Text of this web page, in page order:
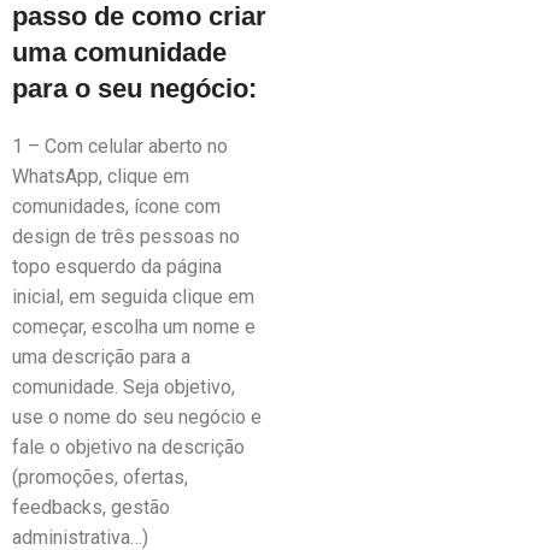
passo de como criar
uma comunidade
para o seu negócio:
1 – Com celular aberto no
WhatsApp, clique em
comunidades, ícone com
design de três pessoas no
topo esquerdo da página
inicial, em seguida clique em
começar, escolha um nome e
uma descrição para a
comunidade. Seja objetivo,
use o nome do seu negócio e
fale o objetivo na descrição
(promoções, ofertas,
feedbacks, gestão
administrativa…)